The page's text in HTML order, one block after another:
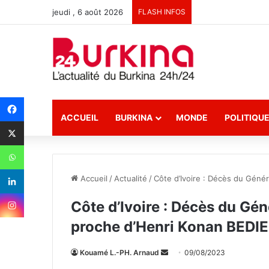
jeudi , 6 août 2026 FLASH INFOS
ACCUEIL BURKINA MONDE POLITIQUE
Accueil / Actualité /Côte d’Ivoire : Décès du
Côte d’Ivoire : Décès du
proche d’Henri Konan BEDIE
Kouamé L.-PH. Arnaud 09/08/2023